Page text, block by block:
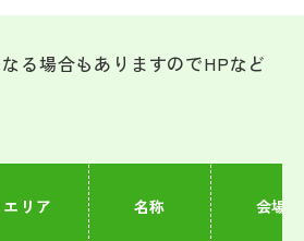
る場合もありますのでHPなど
エリア 名称 会場